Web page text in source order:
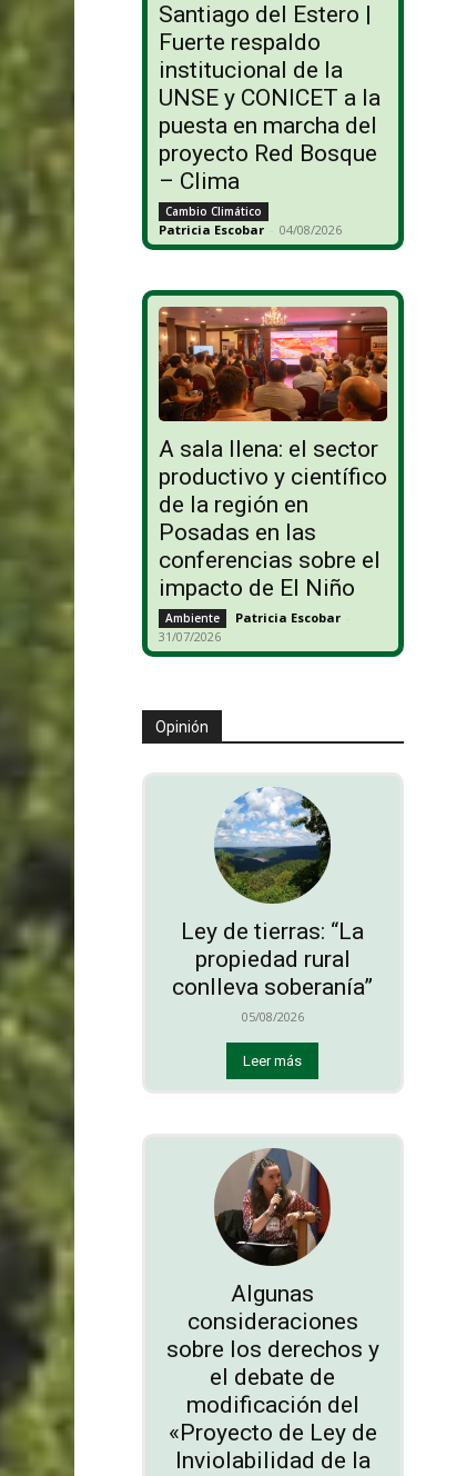
Santiago del Estero |
Fuerte respaldo
institucional de la
UNSE y CONICET a la
puesta en marcha del
proyecto Red Bosque
– Clima
Cambio Climático
Patricia Escobar - 04/08/2026
A sala llena: el sector
productivo y científico
de la región en
Posadas en las
conferencias sobre el
impacto de El Niño
Ambiente Patricia Escobar -
31/07/2026
Opinión
Ley de tierras: “La
propiedad rural
conlleva soberanía”
05/08/2026
Leer más
Algunas
consideraciones
sobre los derechos y
el debate de
modificación del
«Proyecto de Ley de
Inviolabilidad de la